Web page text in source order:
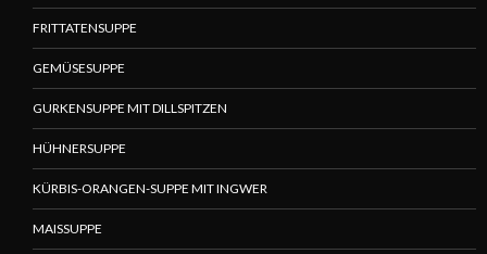
FRITTATENSUPPE
GEMÜSESUPPE
GURKENSUPPE MIT DILLSPITZEN
HÜHNERSUPPE
KÜRBIS-ORANGEN-SUPPE MIT INGWER
MAISSUPPE